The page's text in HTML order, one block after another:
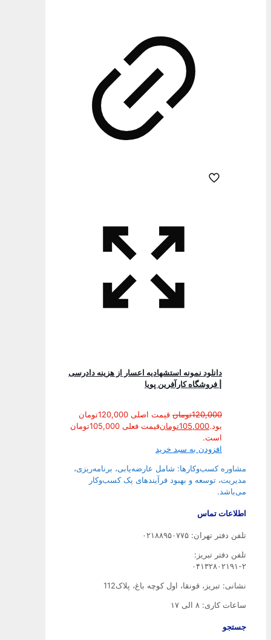
دانلود نمونه استشهادیه اعسار از هزینه دادرسی
| فروشگاه کارآفرین پویا
120,000تومان
قیمت اصلی 120,000تومان
بود.105,000تومان
قیمت فعلی 105,000تومان
است.
افزودن به سبد خرید
مشاوره کسب‌وکارها: شامل عارضه‌یابی، برنامه‌ریزی،
مدیریت، توسعه و بهبود فرآیندهای یک کسب‌وکار
می‌باشد.
اطلاعات تماس
تلفن دفتر تهران: ۰۲۱۸۸۹۵۰۷۷۵
تلفن‌ دفتر تبریز:
۰۴۱۳۲۸۰۲۱۹۱-۲
نشانی: تبریز، قونقا، اول کوچه باغ، پلاک112
ساعات کاری: ۸ الی ۱۷
جستجو